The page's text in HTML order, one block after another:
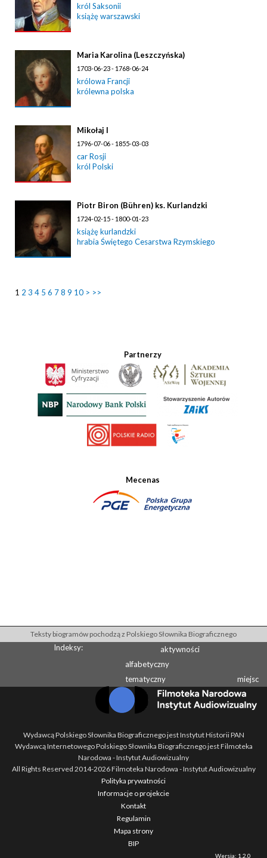
król Saksonii
książę warszawski
Maria Karolina (Leszczyńska)
1703-06-23 - 1768-06-24
królowa Francji
królewna polska
Mikołaj I
1796-07-06 - 1855-03-03
car Rosji
król Polski
Piotr Biron (Bühren) ks. Kurlandzki
1724-02-15 - 1800-01-23
książę kurlandzki
hrabia Świętego Cesarstwa Rzymskiego
1 2 3 4 5 6 78 9 10 > >>
Partnerzy
Mecenas
Teksty biogramów pochodzą z Polskiego Słownika Biograficznego
Indeksy:
aktywności
alfabetyczny
tematyczny
miejsc
Wydawcą Polskiego Słownika Biograficznego jest Instytut Historii PAN
Wydawcą Internetowego Polskiego Słownika Biograficznego jest Filmoteka
Narodowa - Instytut Audiowizualny
All Rights Reserved 2014-2026Filmoteka Narodowa - Instytut Audiowizualny
Polityka prywatności
Informacje o projekcie
Kontakt
Regulamin
Mapa strony
BIP
Wersja: 1.2.0